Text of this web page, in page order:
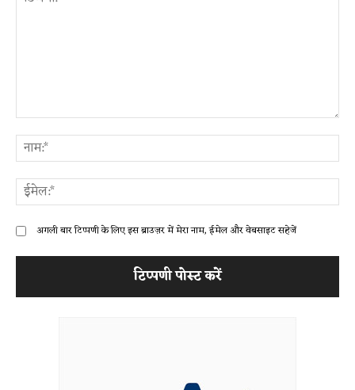
अगली बार टिप्पणी के लिए इस ब्राउज़र में मेरा नाम, ईमेल और वेबसाइट सहेजें